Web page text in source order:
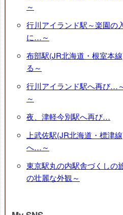
～
行川アイランド駅～楽園の
に…～
布部駅(JR北海道・根室本
る～
行川アイランド駅へ再び…
～
夜、津軽今別駅へ再び…
上武佐駅(JR北海道・標津
へ…～
東京駅丸の内駅舎づくしの
の壮麗な外観～